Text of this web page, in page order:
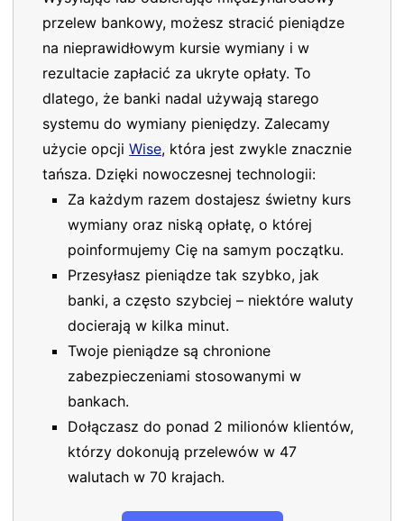
przelew bankowy, możesz stracić pieniądze
na nieprawidłowym kursie wymiany i w
rezultacie zapłacić za ukryte opłaty. To
dlatego, że banki nadal używają starego
systemu do wymiany pieniędzy. Zalecamy
użycie opcji Wise, która jest zwykle znacznie
tańsza. Dzięki nowoczesnej technologii:
Za każdym razem dostajesz świetny kurs
wymiany oraz niską opłatę, o której
poinformujemy Cię na samym początku.
Przesyłasz pieniądze tak szybko, jak
banki, a często szybciej – niektóre waluty
docierają w kilka minut.
Twoje pieniądze są chronione
zabezpieczeniami stosowanymi w
bankach.
Dołączasz do ponad 2 milionów klientów,
którzy dokonują przelewów w 47
walutach w 70 krajach.